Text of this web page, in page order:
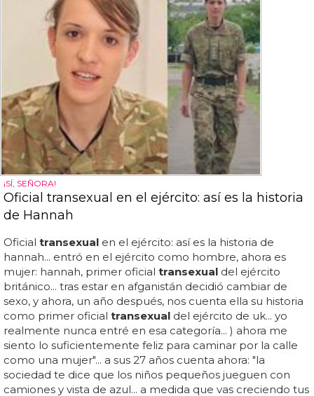
¡SÍ, SEÑORA!
Oficial transexual en el ejército: así es la historia
de Hannah
Oficial transexual en el ejército: así es la historia de
hannah... entró en el ejército como hombre, ahora es
mujer: hannah, primer oficial transexual del ejército
británico... tras estar en afganistán decidió cambiar de
sexo, y ahora, un año después, nos cuenta ella su historia
como primer oficial transexual del ejército de uk... yo
realmente nunca entré en esa categoría... ) ahora me
siento lo suficientemente feliz para caminar por la calle
como una mujer"... a sus 27 años cuenta ahora: "la
sociedad te dice que los niños pequeños jueguen con
camiones y vista de azul... a medida que vas creciendo tus